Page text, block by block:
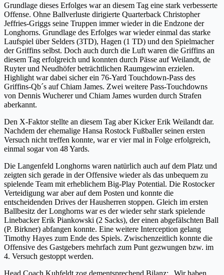
Grundlage dieses Erfolges war an diesem Tag eine stark verbesserte
Offense. Ohne Ballverluste dirigierte Quarterback Christopher
Jeffries-Griggs seine Truppen immer wieder in die Endzone der
Longhorns. Grundlage des Erfolges war wieder einmal das starke
Laufspiel über Selders (3TD), Hagen (1 TD) und den Spielmacher
der Griffins selbst. Doch auch durch die Luft waren die Griffins an
diesem Tag erfolgreich und konnten durch Pässe auf Weilandt, de
Ruyter und Neudhöfer beträchtlichen Raumgewinn erzielen.
Highlight war dabei sicher ein 76-Yard Touchdown-Pass des
Griffins-Qb´s auf Chiam James. Zwei weitere Pass-Touchdowns
von Dennis Wucherer und Chiam James wurden durch Strafen
aberkannt.
Den X-Faktor stellte an diesem Tag aber Kicker Erik Weilandt dar.
Nachdem der ehemalige Hansa Rostock Fußballer seinen ersten
Versuch nicht treffen konnte, war er vier mal in Folge erfolgreich,
einmal sogar von 48 Yards.
Die Langenfeld Longhorns waren natürlich auch auf dem Platz und
zeigten sich gerade in der Offensive wieder als das unbequem zu
spielende Team mit erheblichem Big-Play Potential. Die Rostocker
Verteidigung war aber auf dem Posten und konnte die
entscheidenden Drives der Hausherren stoppen. Gleich im ersten
Ballbesitz der Longhorns war es der wieder sehr stark spielende
Linebacker Erik Piankowski (2 Sacks), der einen abgefälschten Ball
(P. Birkner) abfangen konnte. Eine weitere Interception gelang
Timothy Hayes zum Ende des Spiels. Zwischenzeitlich konnte die
Offensive des Gastgebers mehrfach zum Punt gezwungen bzw. im
4. Versuch gestoppt werden.
Head Coach Kuhfeldt zog dementsprechend Bilanz: „Wir haben